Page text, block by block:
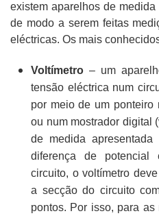
existem aparelhos de
de modo a serem feitas
eléctricas. Os mais
Voltímetro – um
tensão eléctrica num
por meio de um ponteiro
ou num mostrador digital
de medida
diferença de
circuito, o voltímetro
a secção do circuito
pontos. Por isso, para